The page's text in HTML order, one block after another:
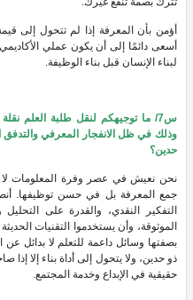
أؤمن بأن المعرفة إذا لم تتحول إلى
أسعى دائمًا إلى أن يكون عملي الأكاديمي
لبناء الإنسان قبل بناء الوظيفة.
س7/ ما توجيهكم لنقل طلبة العلم
وذلك في ظل الانفجار المعرفي والتدفق
حدين؟
نحن نعيش في عصر وفرة المعلومات لا
جمع المعرفة بل في حسن توظيفها.
التفكير النقدي، والقدرة على التحليل
الموثوقة، وأن يستخدموا التقنيات
بصفتها وسائل داعمة للتعلم لا بدائل
ذو حدين، ولا يتحول إلى أداة بناء إلا
حقيقية في الإبداع وخدمة المجتمع.